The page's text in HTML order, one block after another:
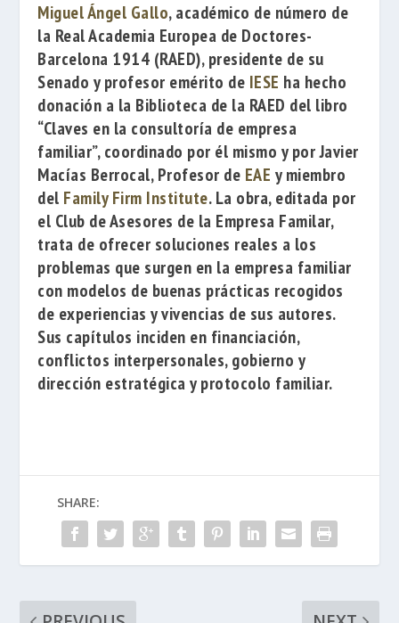
Miguel Ángel Gallo, académico de número de
la Real Academia Europea de Doctores-
Barcelona 1914 (RAED), presidente de su
Senado y profesor emérito de IESE ha hecho
donación a la Biblioteca de la RAED del libro
“Claves en la consultoría de empresa
familiar”, coordinado por él mismo y porJavier
Macías Berrocal, Profesor de EAE y miembro
del Family Firm Institute. La obra, editada por
el Club de Asesores de la Empresa Familar,
trata de ofrecer soluciones reales a los
problemas que surgen en la empresa familiar
con modelos de buenas prácticas recogidos
de experiencias y vivencias de sus autores.
Sus capítulos inciden en financiación,
conflictos interpersonales, gobierno y
dirección estratégica y protocolo familiar.
SHARE: